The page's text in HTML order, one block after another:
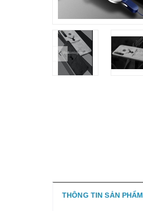
THÔNG TIN SẢN PHẨM